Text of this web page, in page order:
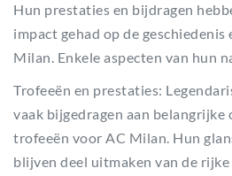
Hun prestaties en bijdragen
impact gehad op de geschiedenis
Milan. Enkele aspecten van hun
Trofeeën en prestaties:
vaak bijgedragen aan belangrijke
trofeeën voor AC Milan. Hun
blijven deel uitmaken van de rijke